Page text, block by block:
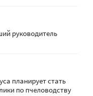
руководитель
планирует стать
по пчеловодству